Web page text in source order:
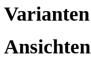
Varianten
Ansichten